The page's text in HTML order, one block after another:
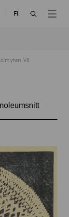
FI
VII